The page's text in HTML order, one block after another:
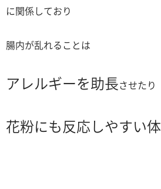
に関係しており
腸内が乱れることは
アレルギーを助長させたり
花粉にも反応しやすい体